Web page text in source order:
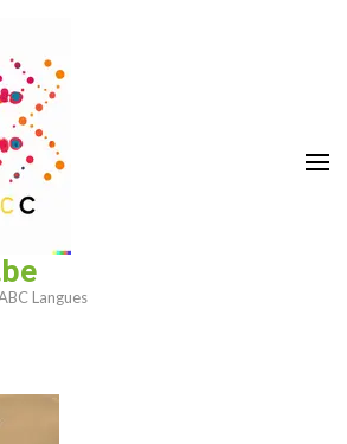
Langues